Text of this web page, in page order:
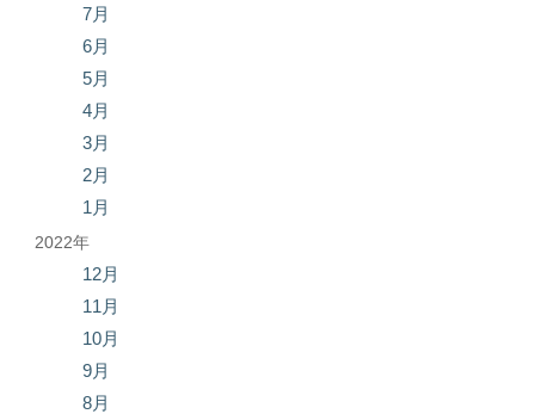
7月
6月
5月
4月
3月
2月
1月
2022年
12月
11月
10月
9月
8月